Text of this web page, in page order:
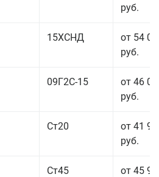
руб.
15ХСНД
от 54
руб.
09Г2С-15
от 46
руб.
Ст20
от 41
руб.
Ст45
от 45